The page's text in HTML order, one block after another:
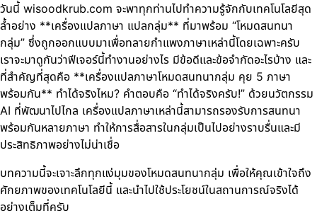
วันนี้ wisoodkrub.com จะพาทุกท่านไปทำความรู้จักกับเทคโนโลยีสุด
ล้ำอย่าง **เครื่องแปลภาษา แปลกลุ่ม** ที่มาพร้อม “โหมดสนทนา
กลุ่ม” ซึ่งถูกออกแบบมาเพื่อทลายกำแพงภาษาเหล่านี้โดยเฉพาะครับ
เราจะมาดูกันว่าฟีเจอร์นี้ทำงานอย่างไร มีข้อดีและข้อจำกัดอะไรบ้าง และ
ที่สำคัญที่สุดคือ **เครื่องแปลภาษาโหมดสนทนากลุ่ม คุย 5 ภาษา
พร้อมกัน** ทำได้จริงไหม? คำตอบคือ “ทำได้จริงครับ!” ด้วยนวัตกรรม
AI ที่พัฒนาไปไกล เครื่องแปลภาษาเหล่านี้สามารถรองรับการสนทนา
พร้อมกันหลายภาษา ทำให้การสื่อสารในกลุ่มเป็นไปอย่างราบรื่นและมี
ประสิทธิภาพอย่างไม่น่าเชื่อ
บทความนี้จะเจาะลึกทุกแง่มุมของโหมดสนทนากลุ่ม เพื่อให้คุณเข้าใจถึง
ศักยภาพของเทคโนโลยีนี้ และนำไปใช้ประโยชน์ในสถานการณ์จริงได้
อย่างเต็มที่ครับ